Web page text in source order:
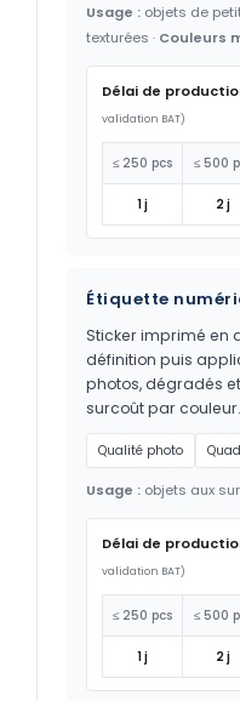
Usage : objets de
texturées · Couleurs
Délai de
validation BAT)
≤ 250 pcs ≤ 500
1 j 2 j
Étiquette
Sticker imprimé en
définition puis
photos, dégradés
surcoût par couleur.
Qualité photo
Usage : objets aux
Délai de
validation BAT)
≤ 250 pcs ≤ 500
1 j 2 j